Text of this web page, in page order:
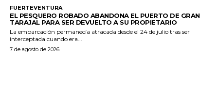
FUERTEVENTURA
EL PESQUERO ROBADO ABANDONA EL PUERTO DE GRAN
TARAJAL PARA SER DEVUELTO A SU PROPIETARIO
La embarcación permanecía atracada desde el 24 de julio tras ser
interceptada cuando era...
7 de agosto de 2026